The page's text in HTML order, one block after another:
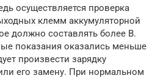
осуществляется проверка
клемм аккумуляторной
должно составлять более В.
показания оказались меньше
произвести зарядку
его замену. При нормальном